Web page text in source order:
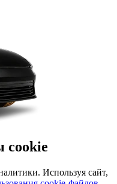
cookie
Используя сайт,